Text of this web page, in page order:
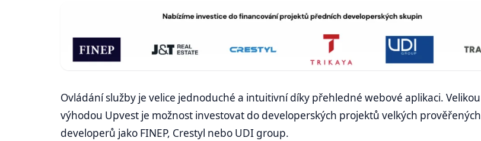
Ovládání služby je velice jednoduché a intuitivní díky přehledné webové aplikaci. Velikou
výhodou Upvest je možnost investovat do developerských projektů velkých prověřených
developerů jako FINEP, Crestyl nebo UDI group.